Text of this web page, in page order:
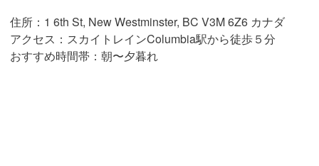
住所：1 6th St, New Westminster, BC V3M 6Z6 カナダ
アクセス：スカイトレインColumbia駅から徒歩５分
おすすめ時間帯：朝〜夕暮れ